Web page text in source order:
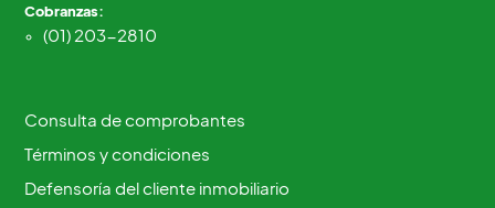
Cobranzas:
(01) 203-2810
Consulta de comprobantes
Términos y condiciones
Defensoría del cliente inmobiliario